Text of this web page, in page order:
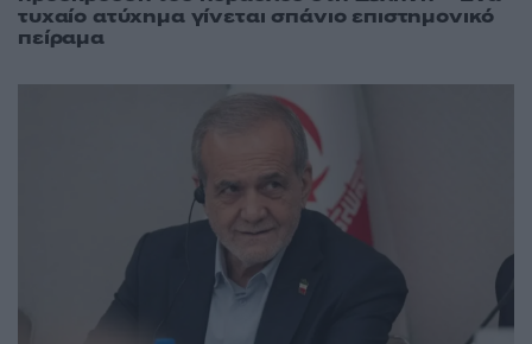
τυχαίο ατύχημα γίνεται σπάνιο επιστημονικό
πείραμα